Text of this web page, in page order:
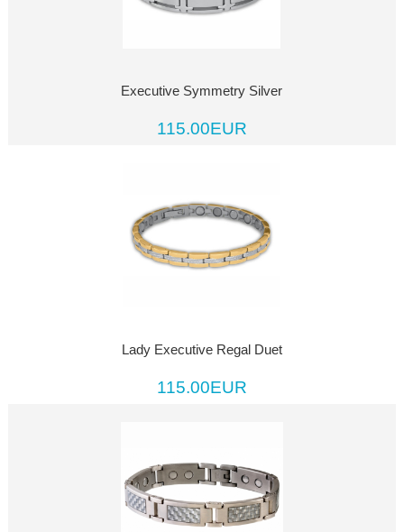
Executive Symmetry Silver
115.00EUR
Lady Executive Regal Duet
115.00EUR